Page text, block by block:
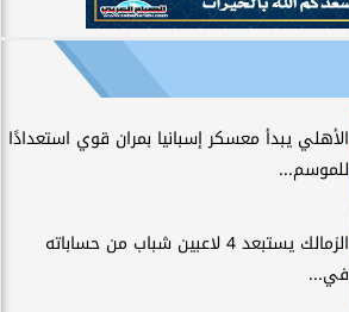
الأهلي يبدأ معسكر إسبانيا بمران قوي استعدادًا
للموسم...
الزمالك يستبعد 4 لاعبين شباب من حساباته
في...